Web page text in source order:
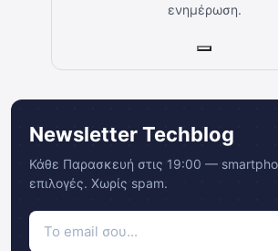
ενημέρωση.
Newsletter Techblog
Κάθε Παρασκευή στις 19:00 —
επιλογές. Χωρίς spam.